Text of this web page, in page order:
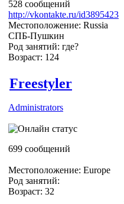
528 сообщений
http://vkontakte.ru/id3895423
Местоположение: Russia
СПБ-Пушкин
Род занятий: где?
Возраст: 124
Freestyler
Administrators
699 сообщений
Местоположение: Europe
Род занятий:
Возраст: 32